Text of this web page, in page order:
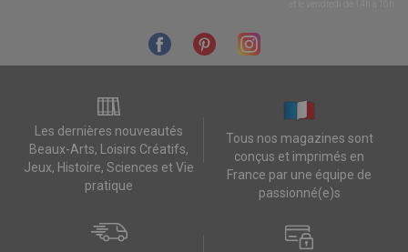
Les dernières nouveautés
Beaux-Arts, Loisirs Créatifs,
Jeux, Histoire, Sciences et Vie
pratique
Tous nos magazines sont
conçus et imprimés en
France par une équipe de
passionné(e)s